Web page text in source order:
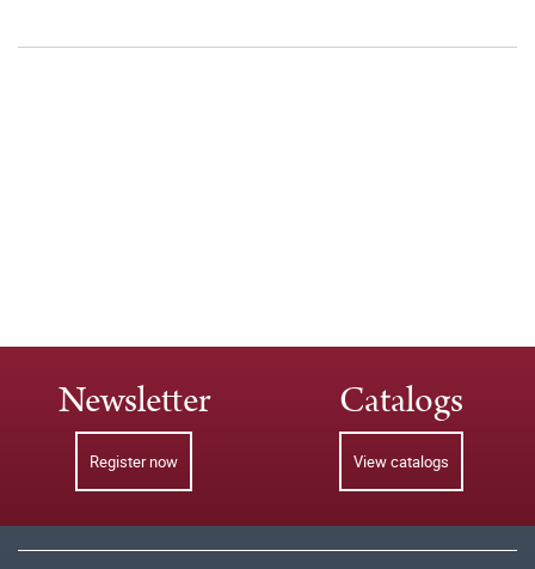
Newsletter
Register now
Catalogs
View catalogs